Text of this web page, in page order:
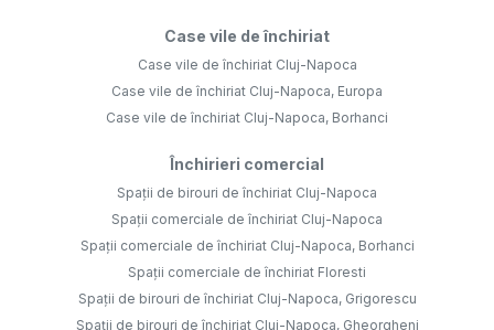
Case vile de închiriat
Case vile de închiriat Cluj-Napoca
Case vile de închiriat Cluj-Napoca, Europa
Case vile de închiriat Cluj-Napoca, Borhanci
Închirieri comercial
Spații de birouri de închiriat Cluj-Napoca
Spații comerciale de închiriat Cluj-Napoca
Spații comerciale de închiriat Cluj-Napoca, Borhanci
Spații comerciale de închiriat Floresti
Spații de birouri de închiriat Cluj-Napoca, Grigorescu
Spații de birouri de închiriat Cluj-Napoca, Gheorgheni